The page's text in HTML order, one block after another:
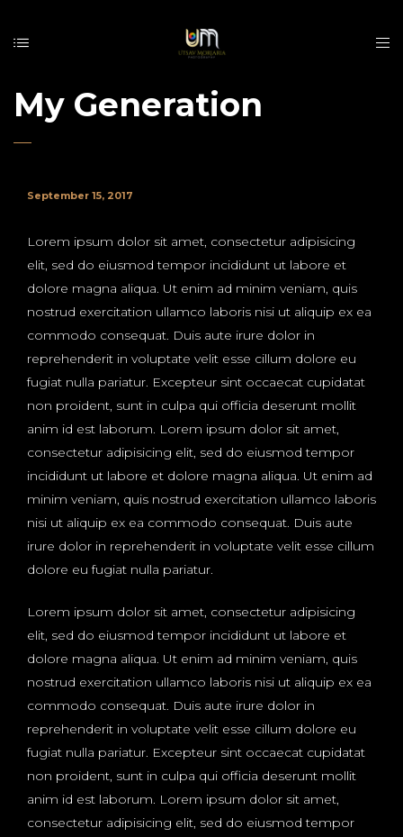
My Generation
September 15, 2017
Lorem ipsum dolor sit amet, consectetur adipisicing
elit, sed do eiusmod tempor incididunt ut labore et
dolore magna aliqua. Ut enim ad minim veniam, quis
nostrud exercitation ullamco laboris nisi ut aliquip ex ea
commodo consequat. Duis aute irure dolor in
reprehenderit in voluptate velit esse cillum dolore eu
fugiat nulla pariatur. Excepteur sint occaecat cupidatat
non proident, sunt in culpa qui officia deserunt mollit
anim id est laborum. Lorem ipsum dolor sit amet,
consectetur adipisicing elit, sed do eiusmod tempor
incididunt ut labore et dolore magna aliqua. Ut enim ad
minim veniam, quis nostrud exercitation ullamco laboris
nisi ut aliquip ex ea commodo consequat. Duis aute
irure dolor in reprehenderit in voluptate velit esse cillum
dolore eu fugiat nulla pariatur.
Lorem ipsum dolor sit amet, consectetur adipisicing
elit, sed do eiusmod tempor incididunt ut labore et
dolore magna aliqua. Ut enim ad minim veniam, quis
nostrud exercitation ullamco laboris nisi ut aliquip ex ea
commodo consequat. Duis aute irure dolor in
reprehenderit in voluptate velit esse cillum dolore eu
fugiat nulla pariatur. Excepteur sint occaecat cupidatat
non proident, sunt in culpa qui officia deserunt mollit
anim id est laborum. Lorem ipsum dolor sit amet,
consectetur adipisicing elit, sed do eiusmod tempor